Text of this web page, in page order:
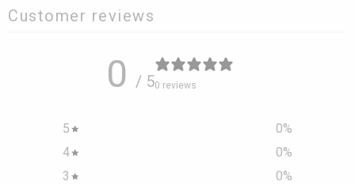
Customer reviews
0 / 50 reviews
5 0%
4
0%
3
0%